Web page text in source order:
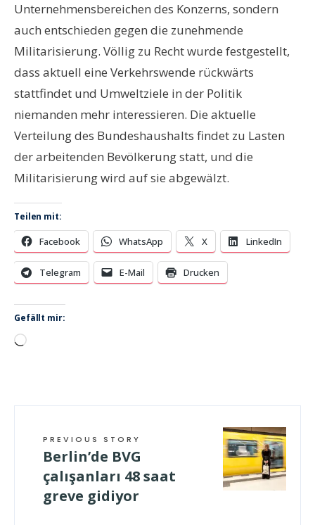
Unternehmensbereichen des Konzerns, sondern
auch entschieden gegen die zunehmende
Militarisierung. Völlig zu Recht wurde festgestellt,
dass aktuell eine Verkehrswende rückwärts
stattfindet und Umweltziele in der Politik
niemanden mehr interessieren. Die aktuelle
Verteilung des Bundeshaushalts findet zu Lasten
der arbeitenden Bevölkerung statt, und die
Militarisierung wird auf sie abgewälzt.
Teilen mit:
Facebook WhatsApp X LinkedIn
Telegram E-Mail Drucken
Gefällt mir:
Wird
PREVIOUS STORY
Berlin’de BVG
çalışanları 48 saat
greve gidiyor